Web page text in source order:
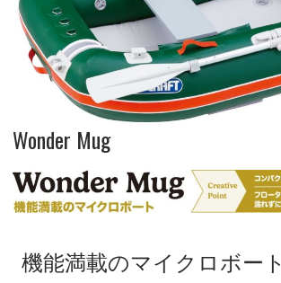
Wonder Mug
機能満載のマイクロボート